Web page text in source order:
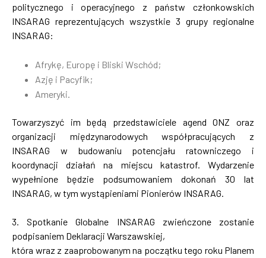
politycznego i operacyjnego z państw członkowskich
INSARAG reprezentujących wszystkie 3 grupy regionalne
INSARAG:
Afrykę, Europę i Bliski Wschód;
Azję i Pacyfik;
Ameryki.
Towarzyszyć im będą przedstawiciele agend ONZ oraz
organizacji międzynarodowych współpracujących z
INSARAG w budowaniu potencjału ratowniczego i
koordynacji działań na miejscu katastrof. Wydarzenie
wypełnione będzie podsumowaniem dokonań 30 lat
INSARAG, w tym wystąpieniami Pionierów INSARAG.
3. Spotkanie Globalne INSARAG zwieńczone zostanie
podpisaniem Deklaracji Warszawskiej,
która wraz z zaaprobowanym na początku tego roku Planem